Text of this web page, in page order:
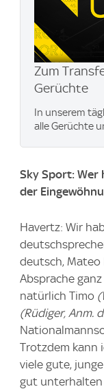
Zum
Gerüchte
In unserem
alle Gerüchte
Sky Sport: Wer
der
Havertz: Wir
deutsch, Mateo
Absprache
natürlich Timo
(Rüdiger, Anm.
Trotzdem kann
viele gute,
gut unterhalten